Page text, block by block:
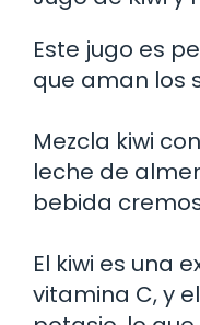
Este jugo es
que aman los
Mezcla kiwi
leche de
bebida
El kiwi es una
vitamina C, y